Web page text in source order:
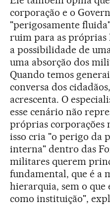
corporação e o
"perigosamente
ruim para as próprias
a possibilidade de
uma absorção dos
Quando temos
conversa dos
acrescenta. O
esse cenário não
próprias corporações
isso cria "o perigo da
interna" dentro das
militares querem
fundamental, que é a
hierarquia, sem o
como instituição",